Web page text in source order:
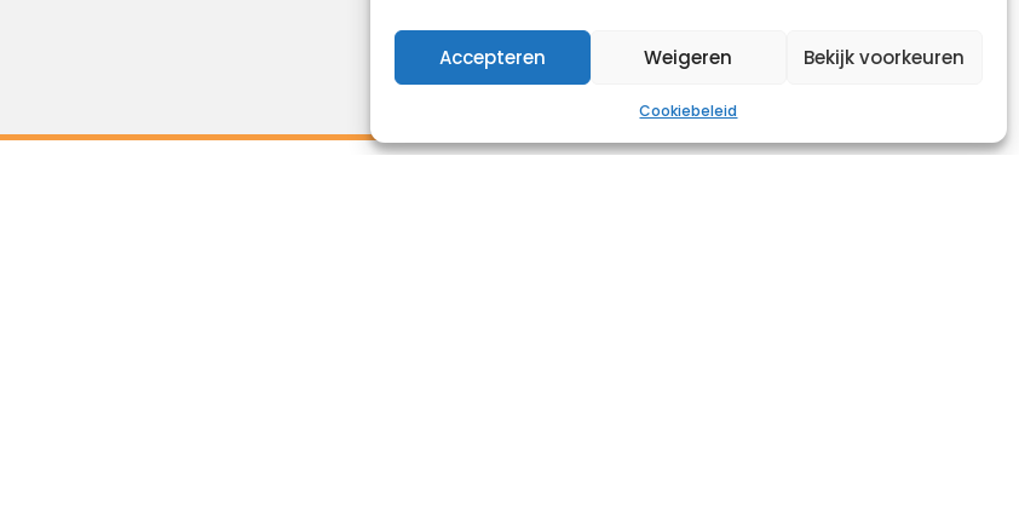
Accepteren Weigeren Bekijk voorkeuren
Cookiebeleid